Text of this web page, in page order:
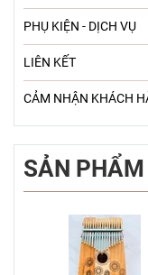
PHỤ KIỆN - DỊCH VỤ
LIÊN KẾT
CẢM NHẬN KHÁCH
SẢN